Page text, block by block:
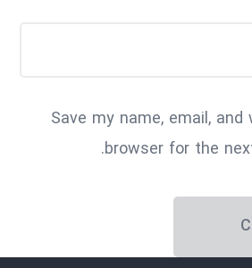
Save my name, email,
browser for the